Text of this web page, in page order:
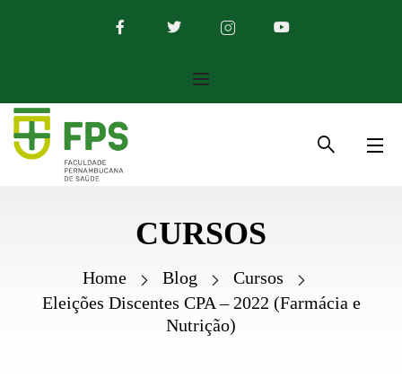
CURSOS
Home Blog
Cursos
Eleições Discentes CPA – 2022 (Farmácia e
Nutrição)